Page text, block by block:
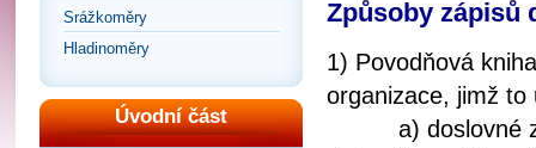
Srážkoměry
Hladinoměry
Úvodní část
Způsoby zápisů
1) Povodňová
organizace, jimž
a) doslovné